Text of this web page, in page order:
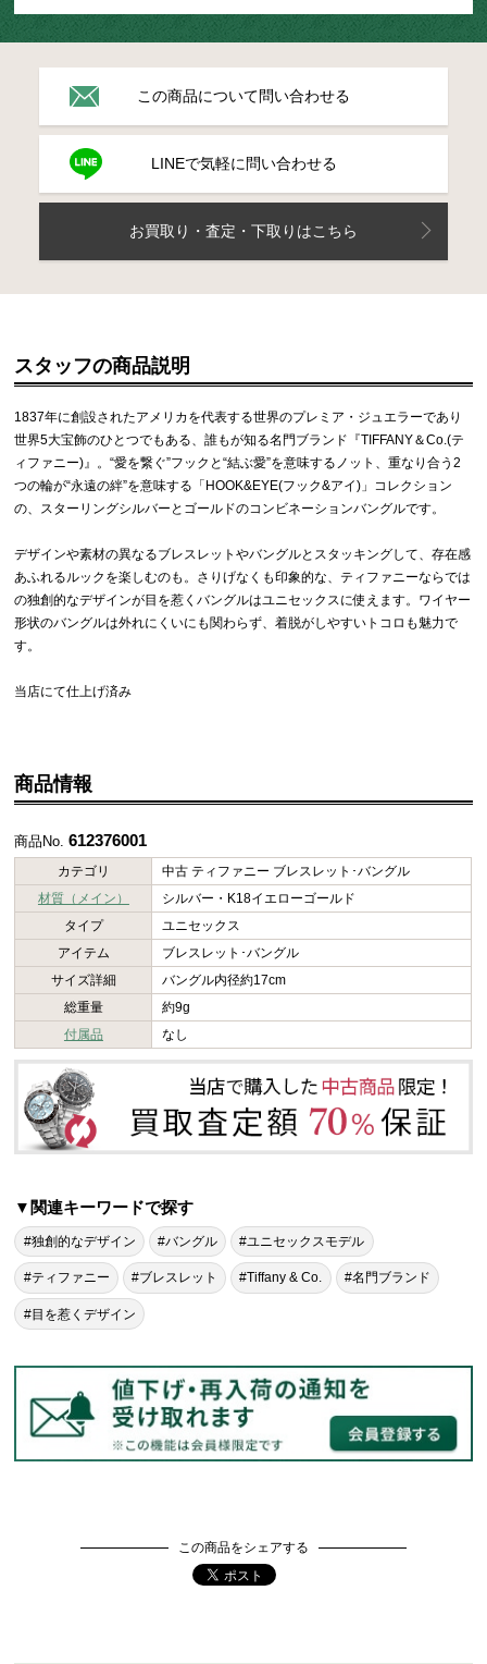
この商品について問い合わせる
LINEで気軽に問い合わせる
お買取り・査定・下取りはこちら
スタッフの商品説明
1837年に創設されたアメリカを代表する世界のプレミア・ジュエラーであり
世界5大宝飾のひとつでもある、誰もが知る名門ブランド『TIFFANY＆Co.(テ
ィファニー)』。“愛を繋ぐ”フックと“結ぶ愛”を意味するノット、重なり合う2
つの輪が“永遠の絆”を意味する「HOOK&EYE(フック&アイ)」コレクション
の、スターリングシルバーとゴールドのコンビネーションバングルです。
デザインや素材の異なるブレスレットやバングルとスタッキングして、存在感
あふれるルックを楽しむのも。さりげなくも印象的な、ティファニーならでは
の独創的なデザインが目を惹くバングルはユニセックスに使えます。ワイヤー
形状のバングルは外れにくいにも関わらず、着脱がしやすいトコロも魅力で
す。
当店にて仕上げ済み
商品情報
商品No.612376001
カテゴリ
中古 ティファニー ブレスレット･バングル
材質（メイン）
シルバー・K18イエローゴールド
タイプ
ユニセックス
アイテム
ブレスレット･バングル
サイズ詳細
バングル内径約17cm
総重量
約9g
付属品
なし
▼関連キーワードで探す
#独創的なデザイン #バングル #ユニセックスモデル
#ティファニー #ブレスレット #Tiffany & Co. #名門ブランド
#目を惹くデザイン
この商品をシェアする